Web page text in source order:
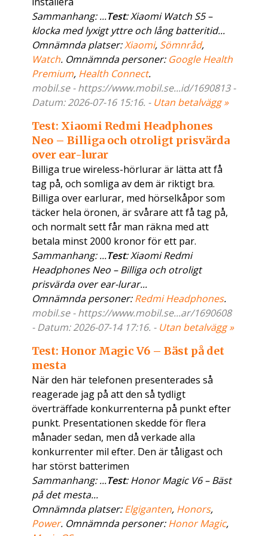
Sammanhang: ...Test: Xiaomi Watch S5 –
klocka med lyxigt yttre och lång batteritid...
Omnämnda platser:Xiaomi, Sömnråd,
Watch. Omnämnda personer: Google Health
Premium, Health Connect.
mobil.se - https://www.mobil.se...id/1690813 -
Datum: 2026-07-16 15:16. - Utan betalvägg »
Test: Xiaomi Redmi Headphones
Neo – Billiga och otroligt prisvärda
over ear-lurar
Billiga true wireless-hörlurar är lätta att få
tag på, och somliga av dem är riktigt bra.
Billiga over earlurar, med hörselkåpor som
täcker hela öronen, är svårare att få tag på,
och normalt sett får man räkna med att
betala minst 2000 kronor för ett par.
Sammanhang: ...Test: Xiaomi Redmi
Headphones Neo – Billiga och otroligt
prisvärda over ear-lurar...
Omnämnda personer:Redmi Headphones.
mobil.se - https://www.mobil.se...ar/1690608
- Datum: 2026-07-14 17:16. - Utan betalvägg »
Test: Honor Magic V6 – Bäst på det
mesta
När den här telefonen presenterades så
reagerade jag på att den så tydligt
överträffade konkurrenterna på punkt efter
punkt. Presentationen skedde för flera
månader sedan, men då verkade alla
konkurrenter mil efter. Den är tåligast och
har störst batterimen
Sammanhang: ...Test: Honor Magic V6 – Bäst
på det mesta...
Omnämnda platser:Elgiganten, Honors,
Power. Omnämnda personer:Honor Magic,